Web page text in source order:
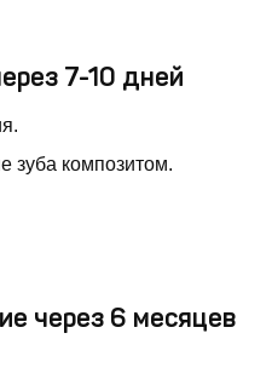
7-10 дней
зуба композитом.
через 6 месяцев